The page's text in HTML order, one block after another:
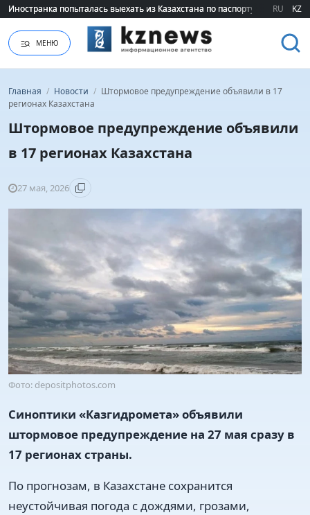
Иностранка попыталась выехать из Казахстана по паспорту сестры
Иностранка попыталась выехать из Казахстана по паспорту сестры
RU KZ
МЕНЮ
Главная / Новости / Штормовое предупреждение объявили в 17
регионах Казахстана
Штормовое предупреждение объявили
в 17 регионах Казахстана
27 мая, 2026
Фото: depositphotos.com
Синоптики «Казгидромета» объявили
штормовое предупреждение на 27 мая сразу в
17 регионах страны.
По прогнозам, в Казахстане сохранится
неустойчивая погода с дождями, грозами,